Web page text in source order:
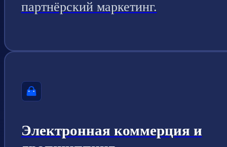
партнёрский маркетинг.
Электронная коммерция и